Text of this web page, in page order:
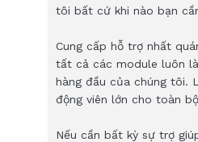
tôi bất cứ khi nào bạn
Cung cấp hỗ trợ nhất
tất cả các module luôn
hàng đầu của chúng tôi.
động viên lớn cho toàn
Nếu cần bất kỳ sự trợ